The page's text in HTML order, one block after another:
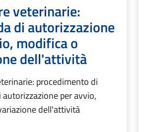
veterinarie:
di autorizzazione
modifica o
dell'attività
procedimento di
per avvio,
dell'attività